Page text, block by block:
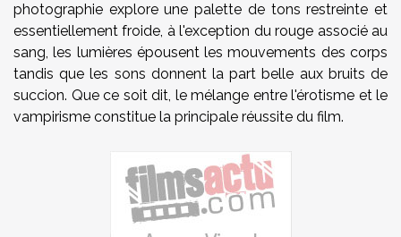
photographie explore une palette de tons restreinte et
essentiellement froide, à l'exception du rouge associé au
sang, les lumières épousent les mouvements des corps
tandis que les sons donnent la part belle aux bruits de
succion. Que ce soit dit, le mélange entre l'érotisme et le
vampirisme constitue la principale réussite du film.